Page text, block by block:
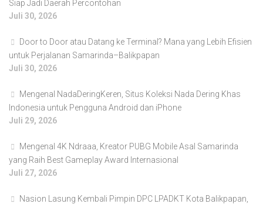
Siap Jadi Daerah Percontohan
Juli 30, 2026
Door to Door atau Datang ke Terminal? Mana yang Lebih Efisien
untuk Perjalanan Samarinda–Balikpapan
Juli 30, 2026
Mengenal NadaDeringKeren, Situs Koleksi Nada Dering Khas
Indonesia untuk Pengguna Android dan iPhone
Juli 29, 2026
Mengenal 4K Ndraaa, Kreator PUBG Mobile Asal Samarinda
yang Raih Best Gameplay Award Internasional
Juli 27, 2026
Nasion Lasung Kembali Pimpin DPC LPADKT Kota Balikpapan,